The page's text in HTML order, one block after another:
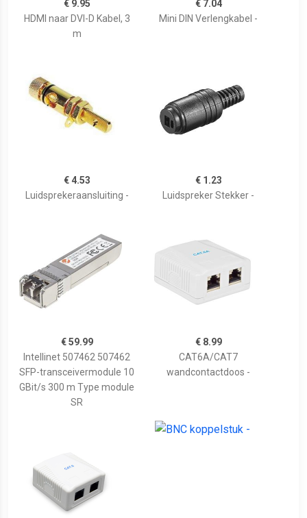
€ 9.95
HDMI naar DVI-D Kabel, 3
m
€ 7.04
Mini DIN Verlengkabel -
€ 4.53
Luidsprekeraansluiting -
€ 1.23
Luidspreker Stekker -
€ 59.99
Intellinet 507462 507462
SFP-transceivermodule 10
GBit/s 300 m Type module
SR
€ 8.99
CAT6A/CAT7
wandcontactdoos -